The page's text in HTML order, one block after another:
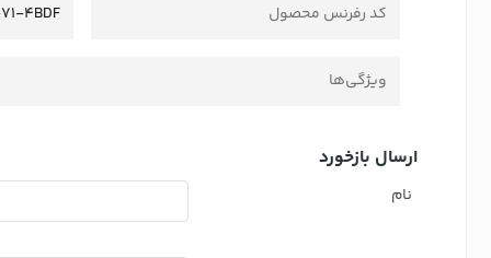
کد رفرنس محصول 4BDF
ویژگی‌ها
ارسال بازخورد
نام